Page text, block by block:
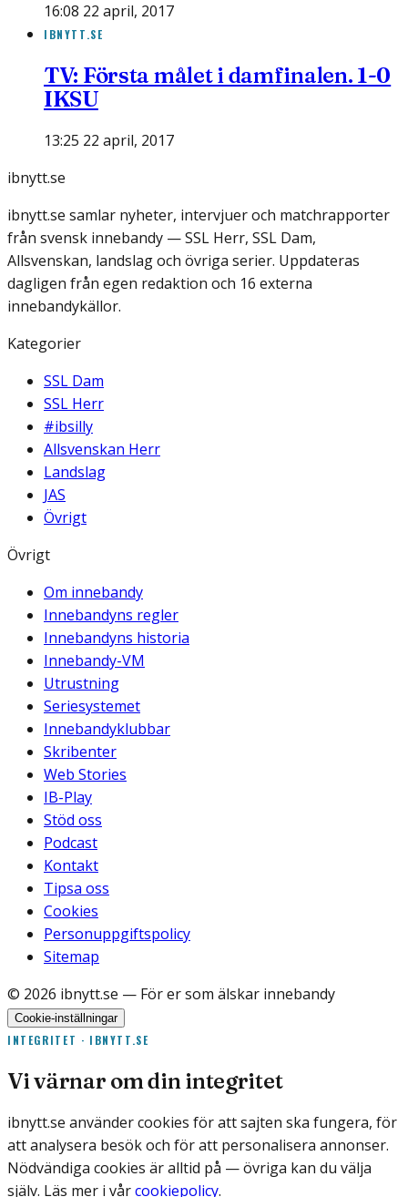
16:08 22 april, 2017
IBNYTT.SE
TV: Första målet i damfinalen. 1-0
IKSU
13:25 22 april, 2017
ibnytt.se
ibnytt.se samlar nyheter, intervjuer och matchrapporter
från svensk innebandy — SSL Herr, SSL Dam,
Allsvenskan, landslag och övriga serier. Uppdateras
dagligen från egen redaktion och 16 externa
innebandykällor.
Kategorier
SSL Dam
SSL Herr
#ibsilly
Allsvenskan Herr
Landslag
JAS
Övrigt
Övrigt
Om innebandy
Innebandyns regler
Innebandyns historia
Innebandy-VM
Utrustning
Seriesystemet
Innebandyklubbar
Skribenter
Web Stories
IB-Play
Stöd oss
Podcast
Kontakt
Tipsa oss
Cookies
Personuppgiftspolicy
Sitemap
© 2026 ibnytt.se — För er som älskar innebandy
Cookie-inställningar
INTEGRITET · IBNYTT.SE
Vi värnar om din integritet
ibnytt.se använder cookies för att sajten ska fungera, för
att analysera besök och för att personalisera annonser.
Nödvändiga cookies är alltid på — övriga kan du välja
själv. Läs mer i vårcookiepolicy.